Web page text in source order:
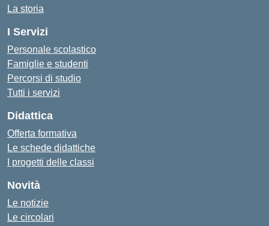
La storia
I Servizi
Personale scolastico
Famiglie e studenti
Percorsi di studio
Tutti i servizi
Didattica
Offerta formativa
Le schede didattiche
I progetti delle classi
Novità
Le notizie
Le circolari